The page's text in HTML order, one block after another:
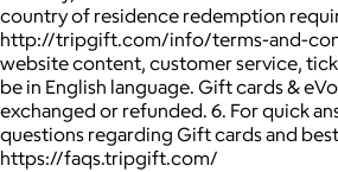
country of residence redemption
http://tripgift.com/info/terms-and-
website content, customer service,
be in English language. Gift cards &
exchanged or refunded. 6. For quick
questions regarding Gift cards and
https://faqs.tripgift.com/